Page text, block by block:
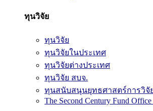
ทุนวิจัย
ทุนวิจัย
ทุนวิจัยในประเทศ
ทุนวิจัยต่างประเทศ
ทุนวิจัย สบจ.
ทุนสนับสนุนยุทธศาสตร์การวิจั
The Second Century Fund